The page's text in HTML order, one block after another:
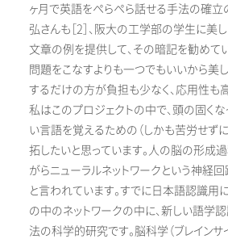
ヶ月で英語をぺらぺら話せる手法の確
弘さんも［2］、阪大の工学部の学生に美
文章の例を提供して、その暗記を勧めて
問題をこなすよりも一つでもいいから美
するだけの方が負担も少なく、応用性も
私はこのプロジェクトの中で、頭の固く
い言語を覚えるための（しかも苦労せず
拓したいと思っています。人の脳の形成
がらニューラルネットワークという神経
と言われています。すでに日本語認識用
の中のネットワークの中に、新しい語学
法の科学的研究です。脳科学（ブレインサ